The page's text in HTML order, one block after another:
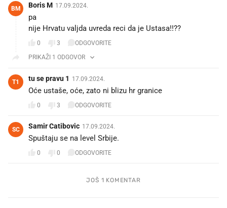
BM Boris M 17.09.2024.
pa
nije Hrvatu valjda uvreda reci da je Ustasa!!??
0 3
ODGOVORITE
PRIKAŽI 1 ODGOVOR
T1 tu se pravu 1 17.09.2024.
Oće ustaše, oće, zato ni blizu hr granice
0 3 ODGOVORITE
SC Samir Catibovic 17.09.2024.
Spuštaju se na level Srbije.
0 0 ODGOVORITE
JOŠ 1 KOMENTAR